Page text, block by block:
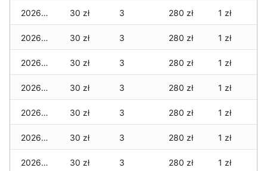
2026-07-04 30 zł 3 280 zł 1 zł
2026-07-03 30 zł 3 280 zł 1 zł
2026-07-02 30 zł 3 280 zł 1 zł
2026-07-01 30 zł 3 280 zł 1 zł
2026-06-30 30 zł 3 280 zł 1 zł
2026-06-28 30 zł 3 280 zł 1 zł
2026-06-27 30 zł 3 280 zł 1 zł